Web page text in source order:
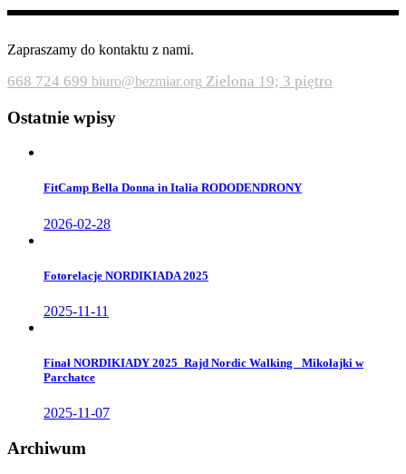
Zapraszamy do kontaktu z nami.
668 724 699 biuro@bezmiar.org Zielona 19; 3 piętro
Ostatnie wpisy
FitCamp Bella Donna in Italia RODODENDRONY
2026-02-28
Fotorelacje NORDIKIADA 2025
2025-11-11
Finał NORDIKIADY 2025_Rajd Nordic Walking _Mikołajki w
Parchatce
2025-11-07
Archiwum